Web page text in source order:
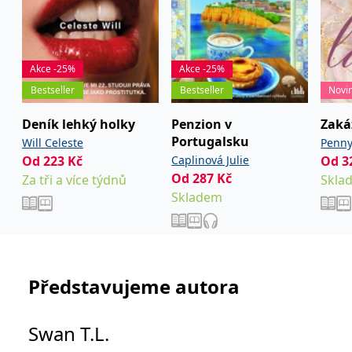
Akce -25%
Bestseller
Deník lehký holky
Will Celeste
Od 223 Kč
Za tři a více týdnů
Akce -25%
Bestseller
Penzion v
Portugalsku
Caplinová Julie
Od287 Kč
Skladem
Od
Představujeme autora
Swan T.L.